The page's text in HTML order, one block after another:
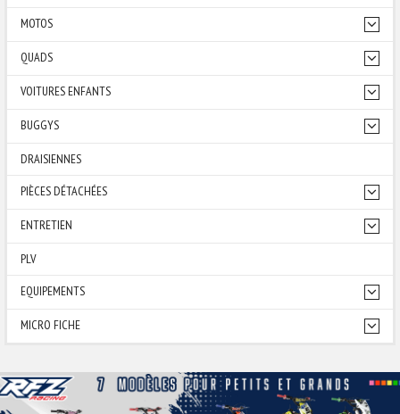
MOTOS
QUADS
VOITURES ENFANTS
BUGGYS
DRAISIENNES
PIÈCES DÉTACHÉES
ENTRETIEN
PLV
EQUIPEMENTS
MICRO FICHE